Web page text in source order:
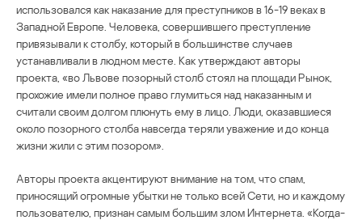
использовался как наказание для преступников в 16-19 веках в
Западной Европе. Человека, совершившего преступление
привязывали к столбу, который в большинстве случаев
устанавливали в людном месте. Как утверждают авторы
проекта, «во Львове позорный столб стоял на площади Рынок,
прохожие имели полное право глумиться над наказанным и
считали своим долгом плюнуть ему в лицо. Люди, оказавшиеся
около позорного столба навсегда теряли уважение и до конца
жизни жили с этим позором».
Авторы проекта акцентируют внимание на том, что спам,
приносящий огромные убытки не только всей Сети, но и каждому
пользователю, признан самым большим злом Интернета. «Когда-